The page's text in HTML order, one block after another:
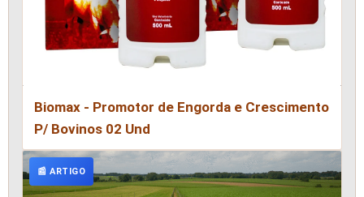
Biomax - Promotor de Engorda e Crescimento
P/ Bovinos 02 Und
📰 ARTIGO